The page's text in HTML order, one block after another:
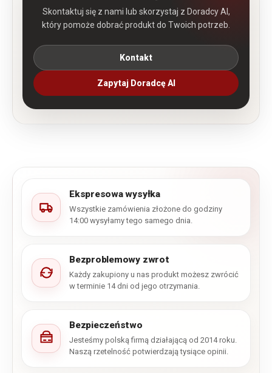
Skontaktuj się z nami lub skorzystaj z Doradcy AI,
który pomoże dobrać produkt do Twoich potrzeb.
Kontakt
Zapytaj Doradcę AI
Ekspresowa wysyłka
Wszystkie zamówienia złożone do godziny
14:00 wysyłamy tego samego dnia.
Bezproblemowy zwrot
Każdy zakupiony u nas produkt możesz zwrócić
w terminie 14 dni od jego otrzymania.
Bezpieczeństwo
Jesteśmy polską firmą działającą od 2014 roku.
Naszą rzetelność potwierdzają tysiące opinii.